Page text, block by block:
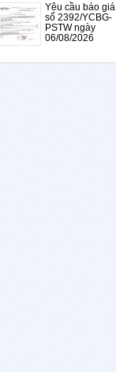
Yêu cầu báo giá
số 2392/YCBG-
PSTW ngày
06/08/2026